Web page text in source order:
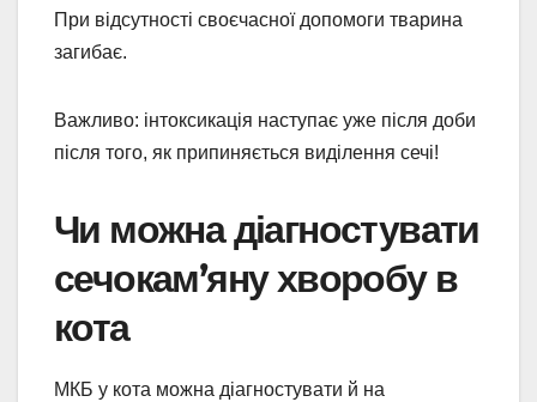
При відсутності своєчасної допомоги тварина
загибає.
Важливо: інтоксикація наступає уже після доби
після того, як припиняється виділення сечі!
Чи можна діагностувати
сечокам’яну хворобу в
кота
МКБ у кота можна діагностувати й на